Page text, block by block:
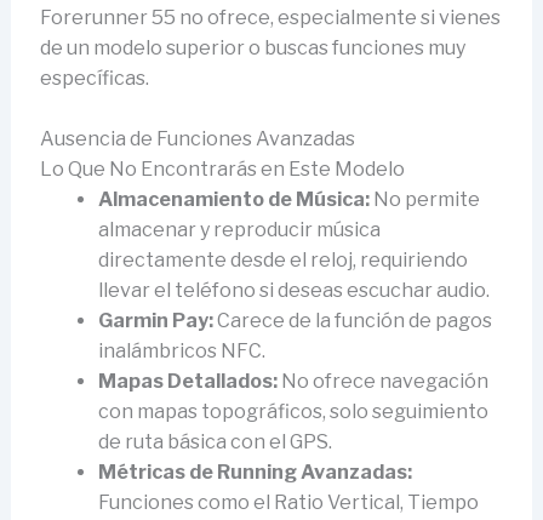
Forerunner 55 no ofrece, especialmente si vienes
de un modelo superior o buscas funciones muy
específicas.
Ausencia de Funciones Avanzadas
Lo Que No Encontrarás en Este Modelo
Almacenamiento de Música:No permite
almacenar y reproducir música
directamente desde el reloj, requiriendo
llevar el teléfono si deseas escuchar audio.
Garmin Pay:Carece de la función de pagos
inalámbricos NFC.
Mapas Detallados:No ofrece navegación
con mapas topográficos, solo seguimiento
de ruta básica con el GPS.
Métricas de Running Avanzadas:
Funciones como el Ratio Vertical, Tiempo